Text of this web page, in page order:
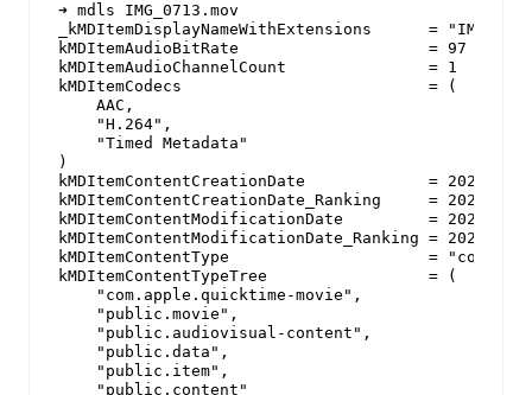
➜ mdls IMG_0713.mov
_kMDItemDisplayNameWithExtensions      =
kMDItemAudioBitRate                    = 97
kMDItemAudioChannelCount               = 1
kMDItemCodecs                          = (
    AAC,
    "H.264",
    "Timed Metadata"
)
kMDItemContentCreationDate             = 2021-02-
kMDItemContentCreationDate_Ranking     = 2021-02-
kMDItemContentModificationDate         = 2021-02-
kMDItemContentModificationDate_Ranking = 2021-02-
kMDItemContentType                     =
kMDItemContentTypeTree                 = (
    "com.apple.quicktime-movie",
    "public.movie",
    "public.audiovisual-content",
    "public.data",
    "public.item",
    "public.content"